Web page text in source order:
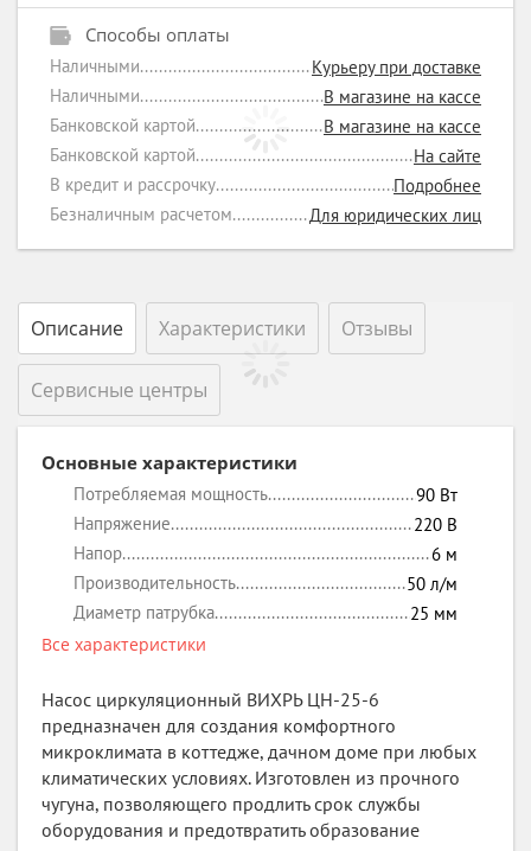
Способы оплаты
Наличными
Курьеру при доставке
Наличными
В магазине на кассе
Банковской картой
В магазине на кассе
Банковской картой
На сайте
В кредит и рассрочку
Подробнее
Безналичным расчетом
Для юридических лиц
Описание Характеристики Отзывы
Сервисные центры
Основные характеристики
Потребляемая мощность 90 Вт
Напряжение
220 В
Напор
6 м
Производительность
50 л/м
Диаметр патрубка
25 мм
Все характеристики
Насос циркуляционный ВИХРЬ ЦН-25-6
предназначен для создания комфортного
микроклимата в коттедже, дачном доме при любых
климатических условиях. Изготовлен из прочного
чугуна, позволяющего продлить срок службы
оборудования и предотвратить образование